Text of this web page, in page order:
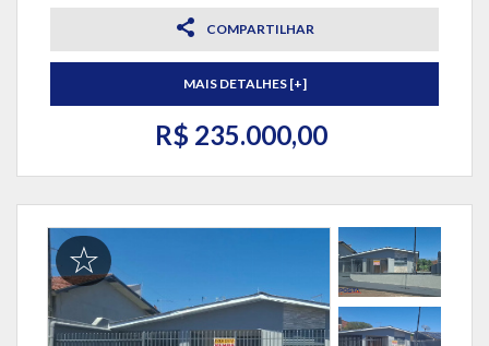
COMPARTILHAR
MAIS DETALHES [+]
R$ 235.000,00